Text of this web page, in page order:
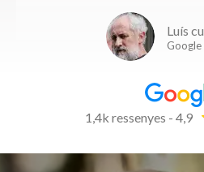
Luís
1,4k ressenyes - 4,9